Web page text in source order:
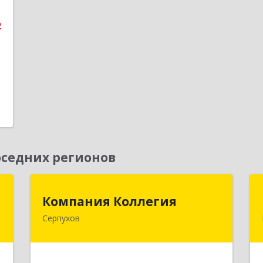
регионов
Компания Коллегия
Серпухов
142211, Московская обл, Серпухов г,